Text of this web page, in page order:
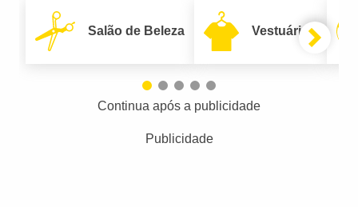
Salão de Beleza Vestuário
Continua após a publicidade
Publicidade